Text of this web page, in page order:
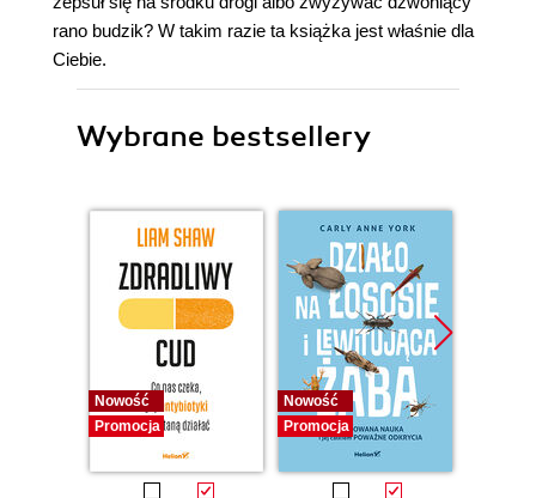
rano budzik? W takim razie ta książka jest właśnie dla
Ciebie.
Wybrane bestsellery
Nowość
Promocja
Nowość
Promocja